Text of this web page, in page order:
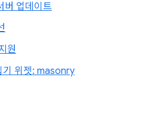
업데이트
원
기 위젯: masonry